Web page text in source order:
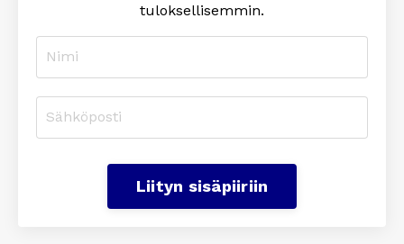
tuloksellisemmin.
Liityn sisäpiiriin